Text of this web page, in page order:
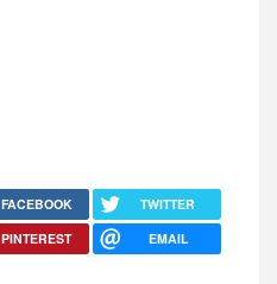
FACEBOOK
TWITTER
PINTEREST EMAIL